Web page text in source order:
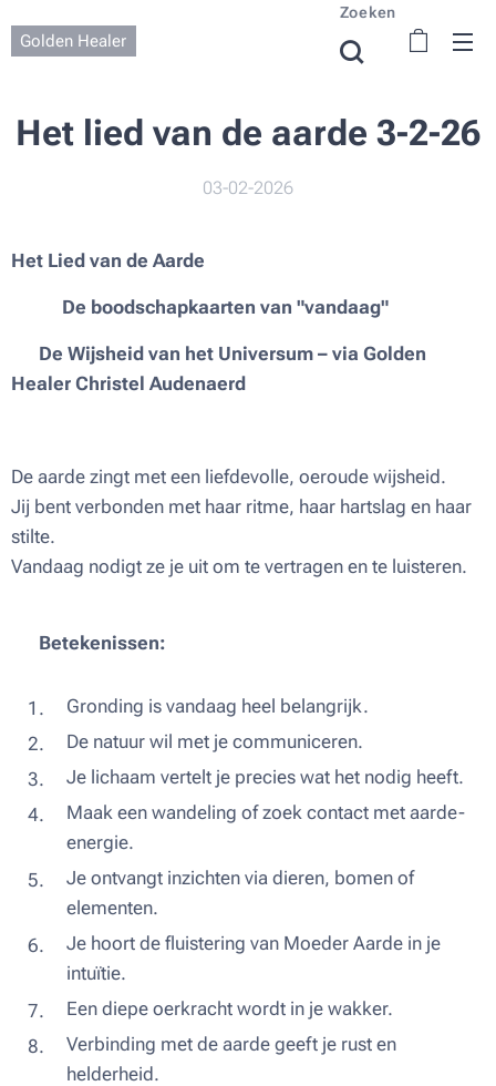
Golden Healer
Zoeken
Het lied van de aarde 3-2-26
03-02-2026
Het Lied van de Aarde
🌈✨ De boodschapkaarten van "vandaag"
De Wijsheid van het Universum – via Golden
Healer Christel Audenaerd
De aarde zingt met een liefdevolle, oeroude wijsheid.
Jij bent verbonden met haar ritme, haar hartslag en haar
stilte.
Vandaag nodigt ze je uit om te vertragen en te luisteren.
🌸 Betekenissen:
Gronding is vandaag heel belangrijk.
De natuur wil met je communiceren.
Je lichaam vertelt je precies wat het nodig heeft.
Maak een wandeling of zoek contact met aarde-
energie.
Je ontvangt inzichten via dieren, bomen of
elementen.
Je hoort de fluistering van Moeder Aarde in je
intuïtie.
Een diepe oerkracht wordt in je wakker.
Verbinding met de aarde geeft je rust en
helderheid.